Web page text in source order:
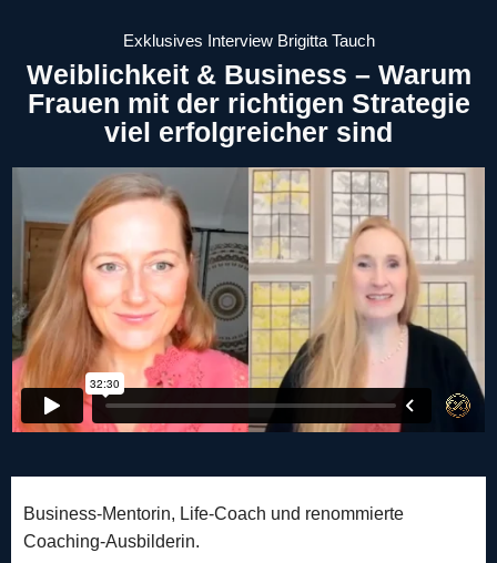
Exklusives Interview Brigitta Tauch
Weiblichkeit & Business – Warum
Frauen mit der richtigen Strategie
viel erfolgreicher sind
Business-Mentorin, Life-Coach und renommierte
Coaching-Ausbilderin.